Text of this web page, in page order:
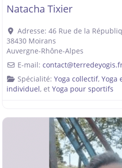
Natacha Tixier
Adresse: 46 Rue de la
38430 Moirans
Auvergne-Rhône-Alpes
E-mail: contact@
Spécialité: Yoga collectif, Yoga
individuel, et Yoga pour sportifs